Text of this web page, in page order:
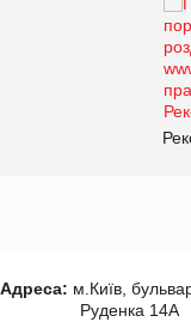
Адреса: м.Київ,
Руденка 14А